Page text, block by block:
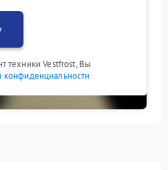
техники Vestfrost, Вы
конфиденциальности